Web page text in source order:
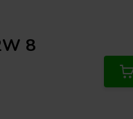
8